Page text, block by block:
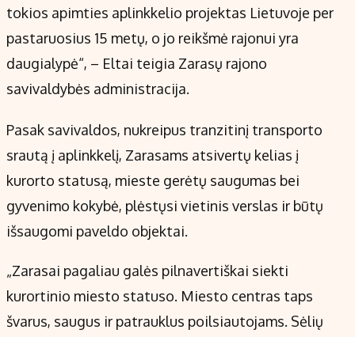
tokios apimties aplinkkelio projektas Lietuvoje per
pastaruosius 15 metų, o jo reikšmė rajonui yra
daugialypė“, – Eltai teigia Zarasų rajono
savivaldybės administracija.
Pasak savivaldos, nukreipus tranzitinį transporto
srautą į aplinkkelį, Zarasams atsivertų kelias į
kurorto statusą, mieste gerėtų saugumas bei
gyvenimo kokybė, plėstųsi vietinis verslas ir būtų
išsaugomi paveldo objektai.
„Zarasai pagaliau galės pilnavertiškai siekti
kurortinio miesto statuso. Miesto centras taps
švarus, saugus ir patrauklus poilsiautojams. Sėlių